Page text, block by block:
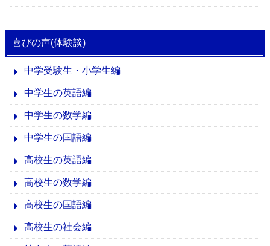
喜びの声(体験談)
中学受験生・小学生編
中学生の英語編
中学生の数学編
中学生の国語編
高校生の英語編
高校生の数学編
高校生の国語編
高校生の社会編